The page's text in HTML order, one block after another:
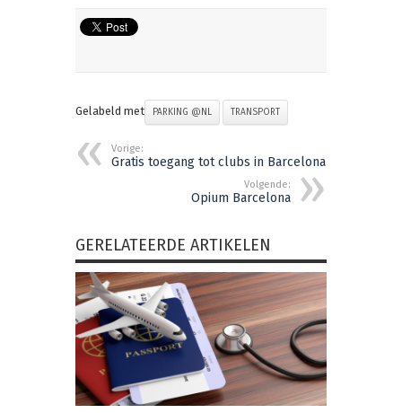
Gelabeld met PARKING @NL TRANSPORT
Vorige:
Gratis toegang tot clubs in Barcelona
Volgende:
Opium Barcelona
GERELATEERDE ARTIKELEN